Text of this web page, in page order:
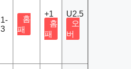
1-
3
홈
패
+1
홈
패
U2.5
오
버